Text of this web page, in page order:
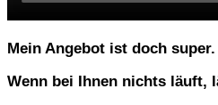
Mein Angebot ist doch
Wenn bei Ihnen nichts läuft,